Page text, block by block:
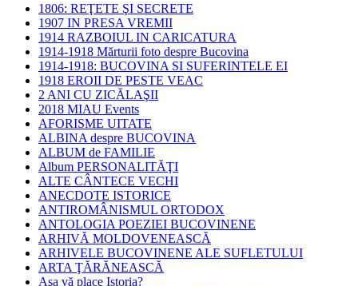
1806: REŢETE ŞI SECRETE
1907 IN PRESA VREMII
1914 RAZBOIUL IN CARICATURA
1914-1918 Mărturii foto despre Bucovina
1914-1918: BUCOVINA SI SUFERINTELE EI
1918 EROII DE PESTE VEAC
2 ANI CU ZICĂLAŞII
2018 MIAU Events
AFORISME UITATE
ALBINA despre BUCOVINA
ALBUM de FAMILIE
Album PERSONALITĂŢI
ALTE CÂNTECE VECHI
ANECDOTE ISTORICE
ANTIROMÂNISMUL ORTODOX
ANTOLOGIA POEZIEI BUCOVINENE
ARHIVĂ MOLDOVENEASCĂ
ARHIVELE BUCOVINENE ALE SUFLETULUI
ARTA ŢĂRĂNEASCĂ
Aşa vă place Istoria?